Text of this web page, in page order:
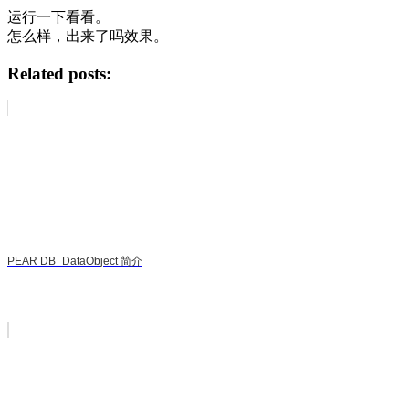
运行一下看看。
怎么样，出来了吗效果。
Related posts:
PEAR DB_DataObject 简介